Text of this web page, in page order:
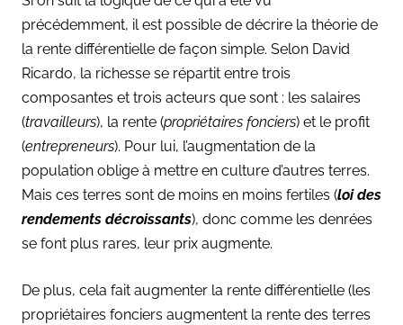
précédemment, il est possible de décrire la théorie de
la rente différentielle de façon simple. Selon David
Ricardo, la richesse se répartit entre trois
composantes et trois acteurs que sont : les salaires
(travailleurs), la rente (propriétaires fonciers) et le profit
(entrepreneurs). Pour lui, l’augmentation de la
population oblige à mettre en culture d’autres terres.
Mais ces terres sont de moins en moins fertiles (loi des
rendements décroissants), donc comme les denrées
se font plus rares, leur prix augmente.
De plus, cela fait augmenter la rente différentielle (les
propriétaires fonciers augmentent la rente des terres